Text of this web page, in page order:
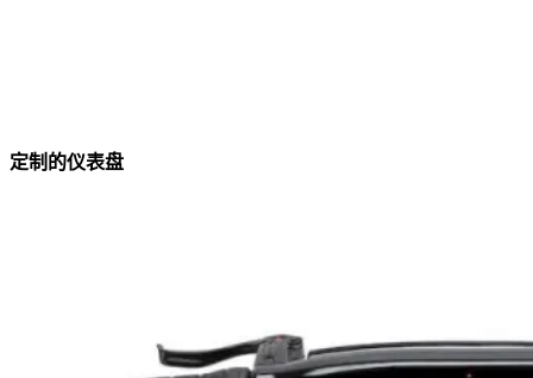
定制的仪表盘